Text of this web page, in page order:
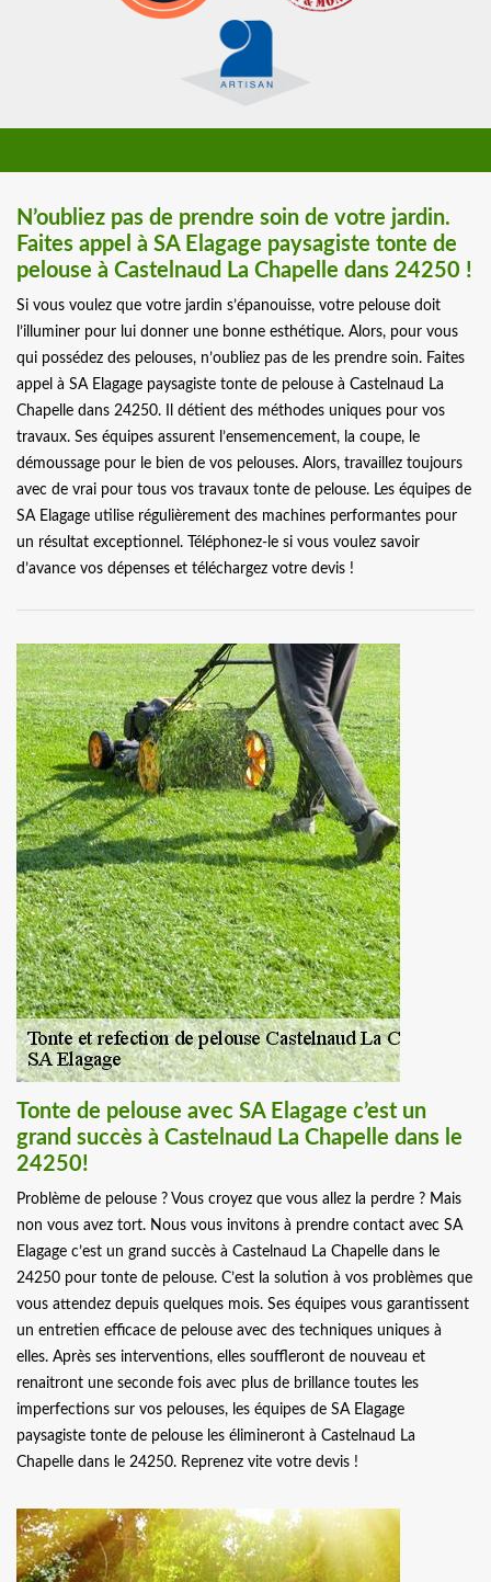
N’oubliez pas de prendre soin de votre jardin.
Faites appel à SA Elagage paysagiste tonte de
pelouse à Castelnaud La Chapelle dans 24250 !
Si vous voulez que votre jardin s’épanouisse, votre pelouse doit
l’illuminer pour lui donner une bonne esthétique. Alors, pour vous
qui possédez des pelouses, n’oubliez pas de les prendre soin. Faites
appel à SA Elagage paysagiste tonte de pelouse à Castelnaud La
Chapelle dans 24250. Il détient des méthodes uniques pour vos
travaux. Ses équipes assurent l’ensemencement, la coupe, le
démoussage pour le bien de vos pelouses. Alors, travaillez toujours
avec de vrai pour tous vos travaux tonte de pelouse. Les équipes de
SA Elagage utilise régulièrement des machines performantes pour
un résultat exceptionnel. Téléphonez-le si vous voulez savoir
d’avance vos dépenses et téléchargez votre devis !
Tonte de pelouse avec SA Elagage c’est un
grand succès à Castelnaud La Chapelle dans le
24250!
Problème de pelouse ? Vous croyez que vous allez la perdre ? Mais
non vous avez tort. Nous vous invitons à prendre contact avec SA
Elagage c’est un grand succès à Castelnaud La Chapelle dans le
24250 pour tonte de pelouse. C’est la solution à vos problèmes que
vous attendez depuis quelques mois. Ses équipes vous garantissent
un entretien efficace de pelouse avec des techniques uniques à
elles. Après ses interventions, elles souffleront de nouveau et
renaitront une seconde fois avec plus de brillance toutes les
imperfections sur vos pelouses, les équipes de SA Elagage
paysagiste tonte de pelouse les élimineront à Castelnaud La
Chapelle dans le 24250. Reprenez vite votre devis !